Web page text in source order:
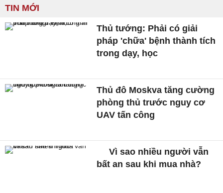
TIN MỚI
Thủ tướng: Phải có giải
pháp 'chữa' bệnh thành tích
trong dạy, học
Thủ đô Moskva tăng cường
phòng thủ trước nguy cơ
UAV tấn công
Vì sao nhiều người vẫn
bất an sau khi mua nhà?